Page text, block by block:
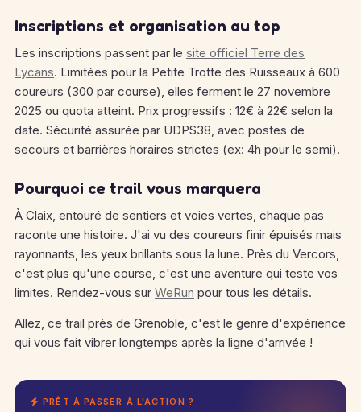
Inscriptions et organisation au top
Les inscriptions passent par le site officiel Terre des
Lycans. Limitées pour la Petite Trotte des Ruisseaux à 600
coureurs (300 par course), elles ferment le 27 novembre
2025 ou quota atteint. Prix progressifs : 12€ à 22€ selon la
date. Sécurité assurée par UDPS38, avec postes de
secours et barrières horaires strictes (ex: 4h pour le semi).
Pourquoi ce trail vous marquera
À Claix, entouré de sentiers et voies vertes, chaque pas
raconte une histoire. J'ai vu des coureurs finir épuisés mais
rayonnants, les yeux brillants sous la lune. Près du Vercors,
c'est plus qu'une course, c'est une aventure qui teste vos
limites. Rendez-vous sur WeRun pour tous les détails.
Allez, ce trail près de Grenoble, c'est le genre d'expérience
qui vous fait vibrer longtemps après la ligne d'arrivée !
PRÊT À PASSER À L'ACTION ?